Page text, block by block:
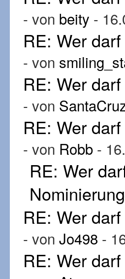
- von beity -
RE: Wer
- von
RE: Wer
- von
RE: Wer
- von Robb -
RE: Wer
RE: Wer
- von Jo498 -
RE: Wer